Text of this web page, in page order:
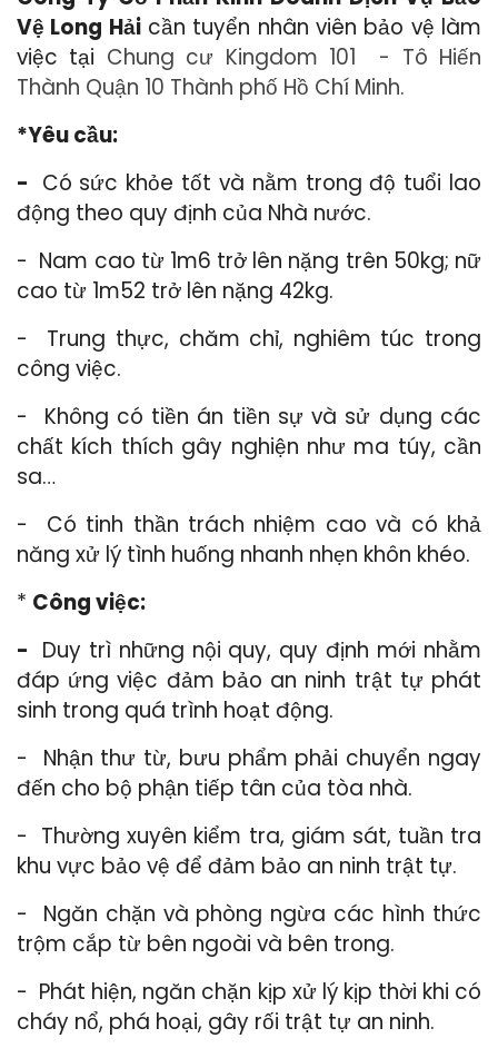
Vệ Long Hảicần tuyển nhân viên bảo vệ làm
việc tại Chung cư Kingdom 101 - Tô Hiến
Thành Quận 10 Thành phố Hồ Chí Minh.
*Yêu cầu:
- Có sức khỏe tốt và nằm trong độ tuổi lao
động theo quy định của Nhà nước.
- Nam cao từ 1m6 trở lên nặng trên 50kg; nữ
cao từ 1m52 trở lên nặng 42kg.
- Trung thực, chăm chỉ, nghiêm túc trong
công việc.
- Không có tiền án tiền sự và sử dụng các
chất kích thích gây nghiện như ma túy, cần
sa…
- Có tinh thần trách nhiệm cao và có khả
năng xử lý tình huống nhanh nhẹn khôn khéo.
* Công việc:
- Duy trì những nội quy, quy định mới nhằm
đáp ứng việc đảm bảo an ninh trật tự phát
sinh trong quá trình hoạt động.
- Nhận thư từ, bưu phẩm phải chuyển ngay
đến cho bộ phận tiếp tân của tòa nhà.
- Thường xuyên kiểm tra, giám sát, tuần tra
khu vực bảo vệ để đảm bảo an ninh trật tự.
- Ngăn chặn và phòng ngừa các hình thức
trộm cắp từ bên ngoài và bên trong.
- Phát hiện, ngăn chặn kịp xử lý kịp thời khi có
cháy nổ, phá hoại, gây rối trật tự an ninh.